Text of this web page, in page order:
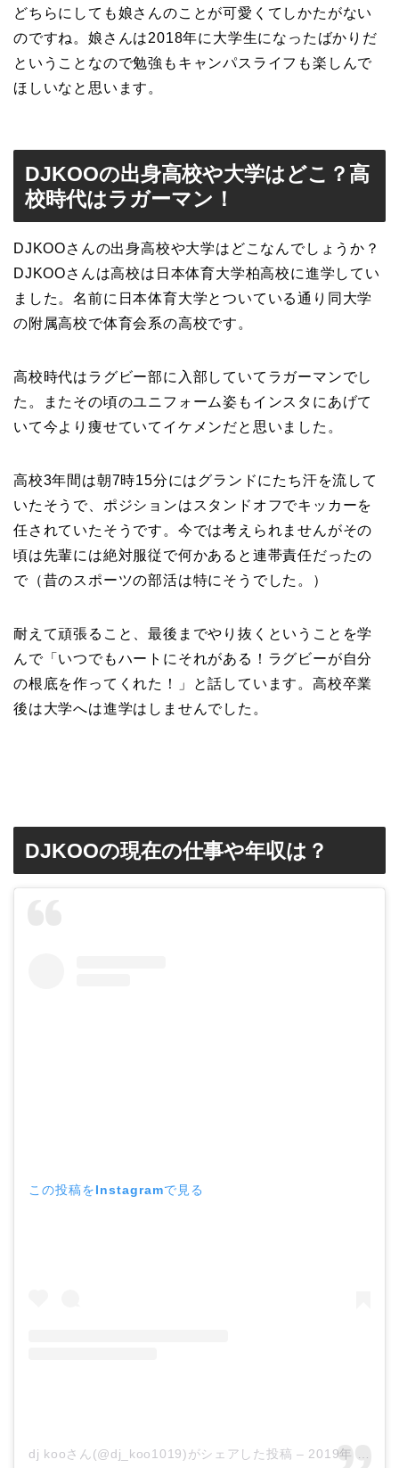
どちらにしても娘さんのことが可愛くてしかたがない
のですね。娘さんは2018年に大学生になったばかりだ
ということなので勉強もキャンパスライフも楽しんで
ほしいなと思います。
DJKOOの出身高校や大学はどこ？高
校時代はラガーマン！
DJKOOさんの出身高校や大学はどこなんでしょうか？
DJKOOさんは高校は日本体育大学柏高校に進学してい
ました。名前に日本体育大学とついている通り同大学
の附属高校で体育会系の高校です。
高校時代はラグビー部に入部していてラガーマンでし
た。またその頃のユニフォーム姿もインスタにあげて
いて今より痩せていてイケメンだと思いました。
高校3年間は朝7時15分にはグランドにたち汗を流して
いたそうで、ポジションはスタンドオフでキッカーを
任されていたそうです。今では考えられませんがその
頃は先輩には絶対服従で何かあると連帯責任だったの
で（昔のスポーツの部活は特にそうでした。）
耐えて頑張ること、最後までやり抜くということを学
んで「いつでもハートにそれがある！ラグビーが自分
の根底を作ってくれた！」と話しています。高校卒業
後は大学へは進学はしませんでした。
DJKOOの現在の仕事や年収は？
この投稿をInstagramで見る
dj kooさん(@dj_koo1019)がシェアした投稿 – 2019年 5月月25日午前4時48分PDT